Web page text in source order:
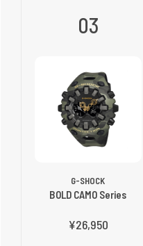
03
G-SHOCK
BOLD CAMO Series
¥26,950